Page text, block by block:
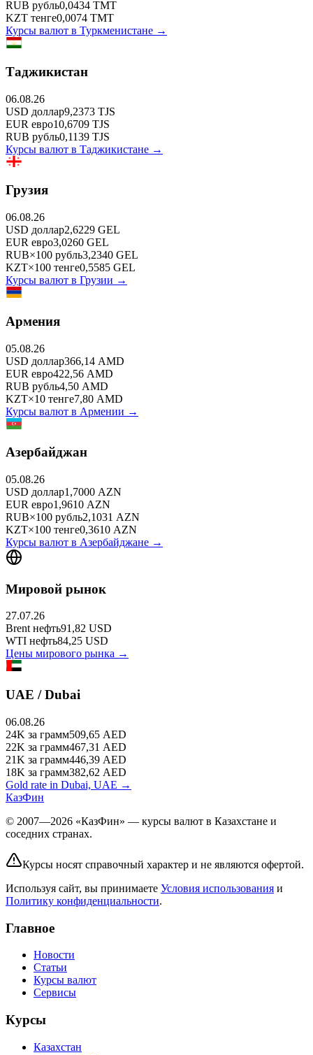
RUB рубль0,0434 TMT
KZT тенге0,0074 TMT
Курсы валют в Туркменистане →
Таджикистан
06.08.26
USD доллар9,2373 TJS
EUR евро10,6709 TJS
RUB рубль0,1139 TJS
Курсы валют в Таджикистане →
Грузия
06.08.26
USD доллар2,6229 GEL
EUR евро3,0260 GEL
RUB×100 рубль3,2340 GEL
KZT×100 тенге0,5585 GEL
Курсы валют в Грузии →
Армения
05.08.26
USD доллар366,14 AMD
EUR евро422,56 AMD
RUB рубль4,50 AMD
KZT×10 тенге7,80 AMD
Курсы валют в Армении →
Азербайджан
05.08.26
USD доллар1,7000 AZN
EUR евро1,9610 AZN
RUB×100 рубль2,1031 AZN
KZT×100 тенге0,3610 AZN
Курсы валют в Азербайджане →
Мировой рынок
27.07.26
Brent нефть91,82 USD
WTI нефть84,25 USD
Цены мирового рынка →
UAE / Dubai
06.08.26
24K за грамм509,65 AED
22K за грамм467,31 AED
21K за грамм446,39 AED
18K за грамм382,62 AED
Gold rate in Dubai, UAE →
КазФин
© 2007—2026 «КазФин» — курсы валют в Казахстане и
соседних странах.
Курсы носят справочный характер и не являются офертой.
Используя сайт, вы принимаете Условия использования и
Политику конфиденциальности.
Главное
Новости
Статьи
Курсы валют
Сервисы
Курсы
Казахстан